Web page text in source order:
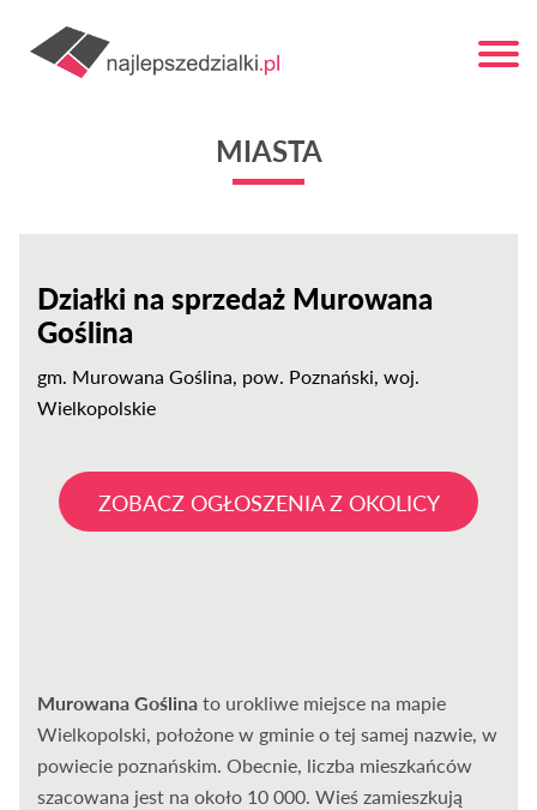
MIASTA
Działki na sprzedaż Murowana
Goślina
gm. Murowana Goślina, pow. Poznański, woj.
Wielkopolskie
ZOBACZ OGŁOSZENIA Z OKOLICY
Murowana Goślina to urokliwe miejsce na mapie
Wielkopolski, położone w gminie o tej samej nazwie, w
powiecie poznańskim. Obecnie, liczba mieszkańców
szacowana jest na około 10 000. Wieś zamieszkują